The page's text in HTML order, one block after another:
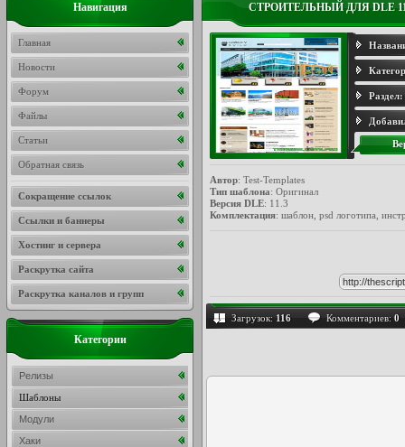
СТРОИТЕЛЬНЫЙ ДЛЯ DLE
Раздел:
Автор: Test-Templates
Тип шаблона: Оригинал
Версия DLE: 11.3
Комплектация: шаблон, psd логотипа,
Загрузок: 116 Комментариев: 0
Навигация
Главная
Новости
Форум
Файлы
Статьи
Обратная связь
Сокращение ссылок
Ссылки и баннеры
Хостинг и сервера
Раскрутка сайта
Раскрутка каналов и групп
Категории
Релизы
Шаблоны
Модули
Хаки